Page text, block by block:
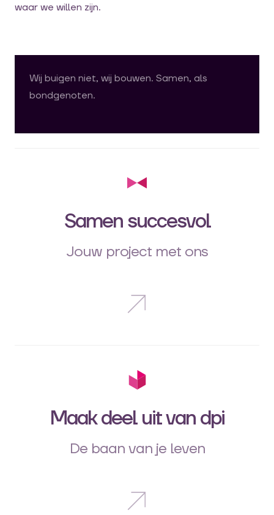
waar we willen zijn.
Wij buigen niet, wij bouwen. Samen, als
bondgenoten.
Samen succesvol
Jouw project met ons
Maak deel uit van dpi
De baan van je leven